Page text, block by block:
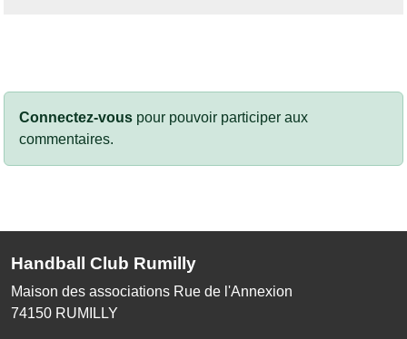
Connectez-vous pour pouvoir participer aux
commentaires.
Handball Club Rumilly
Maison des associations Rue de l'Annexion
74150 RUMILLY